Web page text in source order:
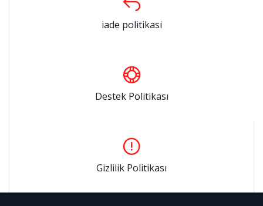
iade politikasi
Destek Politikası
Gizlilik Politikası